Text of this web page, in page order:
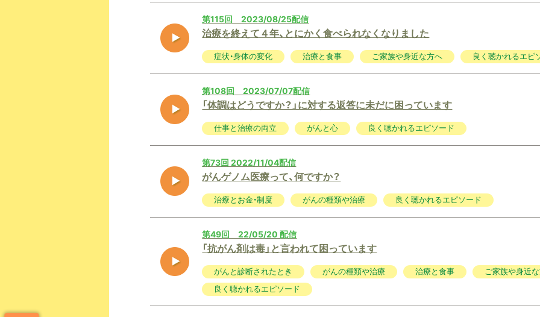
第115回 2023/08/25配信
治療を終えて４年、とにかく食べられなくなりました
症状・身体の変化 治療と食事 ご家族や身近な方へ 良く聴かれるエピ
第108回 2023/07/07配信
「体調はどうですか？」に対する返答に未だに困っています
仕事と治療の両立 がんと心 良く聴かれるエピソード
第73回 2022/11/04配信
がんゲノム医療って、何ですか？
治療とお金・制度 がんの種類や治療 良く聴かれるエピソード
第49回 22/05/20 配信
「抗がん剤は毒」と言われて困っています
がんと診断されたとき がんの種類や治療 治療と食事
ご家族や身近
良く聴かれるエピソード